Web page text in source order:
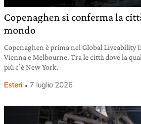
Copenaghen si conferma la
mondo
Copenaghen è prima nel Global Liveability
Vienna e Melbourne. Tra le città dove la
più c’è New York.
Esteri 7 luglio 2026